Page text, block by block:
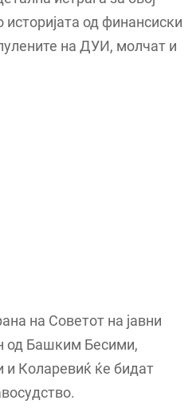
историјата од финансиски
на ДУИ, молчат и
на Советот на јавни
од Башким Бесими,
и Коларевиќ ќе бидат